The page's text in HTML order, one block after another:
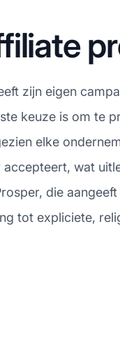
zijn eigen
keuze is om te
elke
wat
die
tot expliciete,